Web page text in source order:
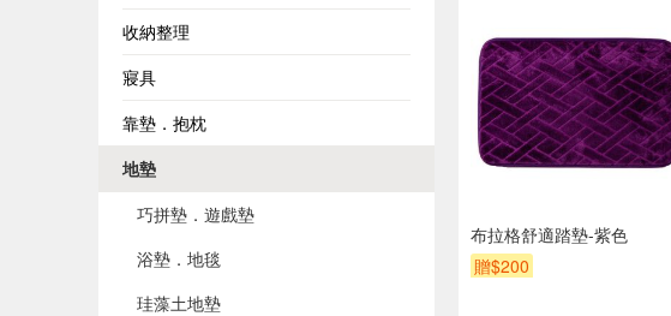
收納整理
寢具
靠墊．抱枕
地墊
巧拼墊．遊戲墊
浴墊．地毯
珪藻土地墊
布拉格舒適踏墊-紫色
贈$200